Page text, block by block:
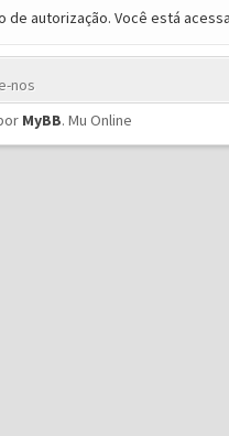
de autorização. Você está
nos
MyBB. Mu Online